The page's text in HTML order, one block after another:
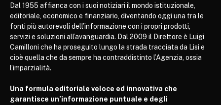
Dal 1955 affianca con i suoi notiziari il mondo istituzionale,
editoriale, economico e finanziario, diventando oggi una tra le
fonti più autorevoli dell’informazione con i propri prodotti,
servizi e soluzioni all’avanguardia. Dal 2009 il Direttore è Luigi
Camilloni che ha proseguito lungo la strada tracciata da Lisi e
cioè quella che da sempre ha contraddistinto l’Agenzia, ossia
l’imparzialità.
Una formula editoriale veloce ed innovativa che
garantisce un’informazione puntuale e degli